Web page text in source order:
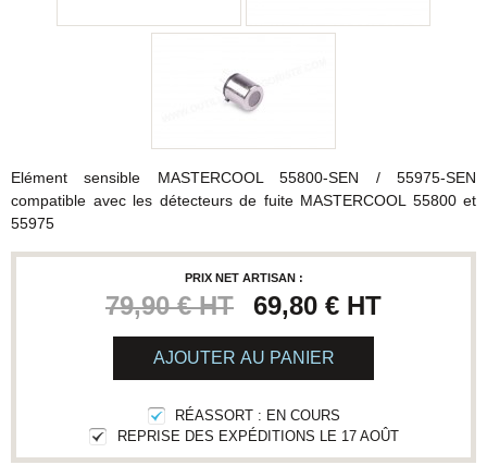
Elément sensible MASTERCOOL 55800-SEN / 55975-SEN
compatible avec les détecteurs de fuite MASTERCOOL 55800 et
55975
PRIX NET ARTISAN :
79,90 € HT 69,80 € HT
AJOUTER AU PANIER
RÉASSORT : EN COURS
REPRISE DES EXPÉDITIONS LE 17 AOÛT